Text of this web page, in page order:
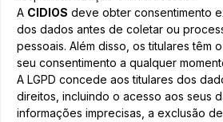
A CIDIOS deve obter consentimento
dos dados antes de coletar ou
pessoais. Além disso, os titulares têm
seu consentimento a qualquer
A LGPD concede aos titulares dos
direitos, incluindo o acesso aos seus
informações imprecisas, a exclusão